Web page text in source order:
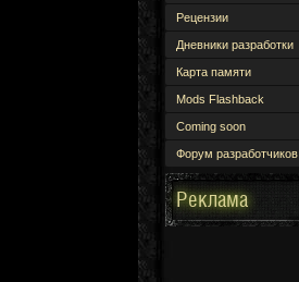
Рецензии
Дневники разработки
Карта памяти
Mods Flashback
Coming soon
Форум разработчиков
Реклама